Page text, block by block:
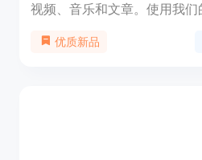
视频、音乐和文章。使用我们
用机器学习为您创作内容 - 提
优质新品